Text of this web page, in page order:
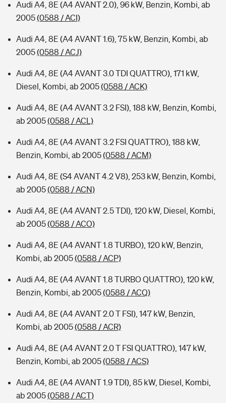
Audi A4, 8E (A4 AVANT 2.0), 96 kW, Benzin, Kombi, ab
2005(0588 / ACI)
Audi A4, 8E (A4 AVANT 1.6), 75 kW, Benzin, Kombi, ab
2005(0588 / ACJ)
Audi A4, 8E (A4 AVANT 3.0 TDI QUATTRO), 171 kW,
Diesel, Kombi, ab 2005(0588 / ACK)
Audi A4, 8E (A4 AVANT 3.2 FSI), 188 kW, Benzin, Kombi,
ab 2005(0588 / ACL)
Audi A4, 8E (A4 AVANT 3.2 FSI QUATTRO), 188 kW,
Benzin, Kombi, ab 2005(0588 / ACM)
Audi A4, 8E (S4 AVANT 4.2 V8), 253 kW, Benzin, Kombi,
ab 2005(0588 / ACN)
Audi A4, 8E (A4 AVANT 2.5 TDI), 120 kW, Diesel, Kombi,
ab 2005(0588 / ACO)
Audi A4, 8E (A4 AVANT 1.8 TURBO), 120 kW, Benzin,
Kombi, ab 2005(0588 / ACP)
Audi A4, 8E (A4 AVANT 1.8 TURBO QUATTRO), 120 kW,
Benzin, Kombi, ab 2005(0588 / ACQ)
Audi A4, 8E (A4 AVANT 2.0 T FSI), 147 kW, Benzin,
Kombi, ab 2005(0588 / ACR)
Audi A4, 8E (A4 AVANT 2.0 T FSI QUATTRO), 147 kW,
Benzin, Kombi, ab 2005(0588 / ACS)
Audi A4, 8E (A4 AVANT 1.9 TDI), 85 kW, Diesel, Kombi,
ab 2005(0588 / ACT)